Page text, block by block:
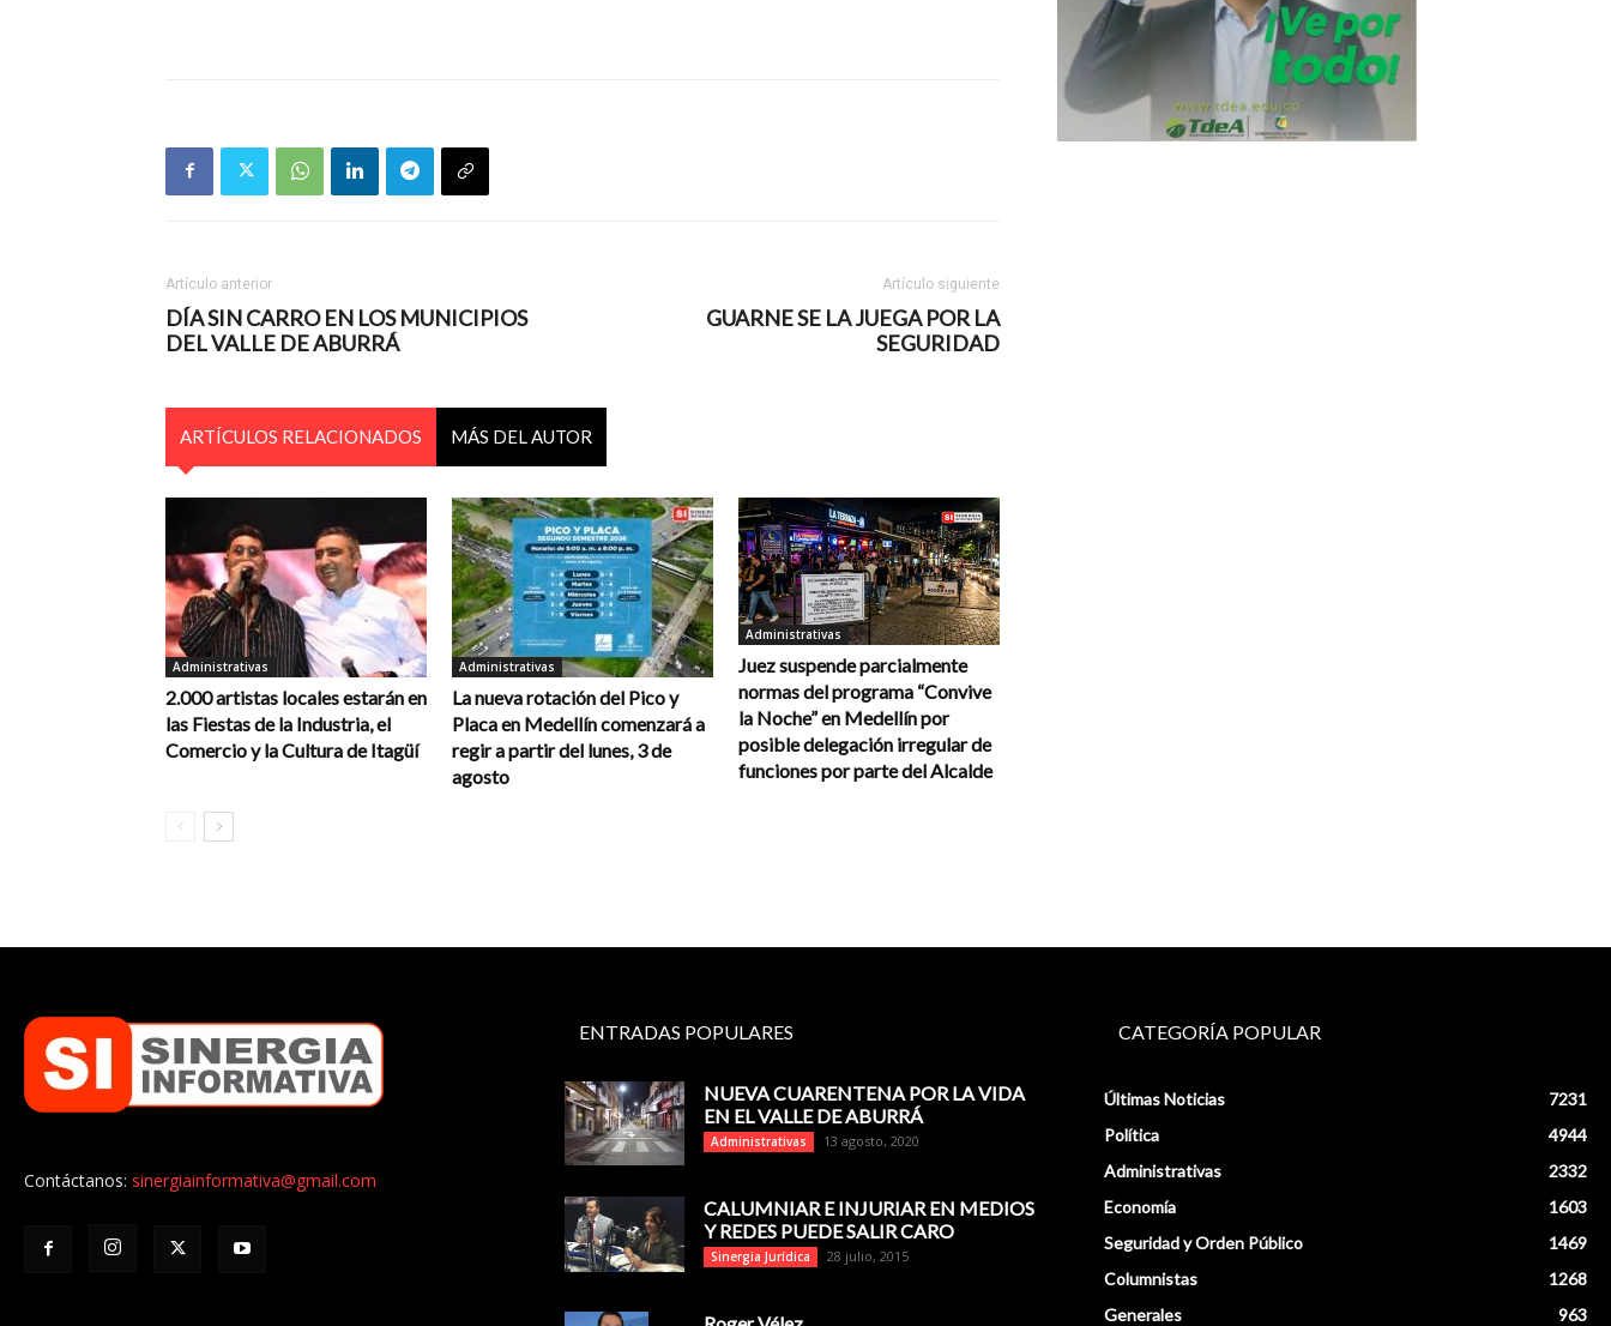
Artículo anterior
DÍA SIN CARRO EN LOS MUNICIPIOS
DEL VALLE DE ABURRÁ
Artículo siguiente
GUARNE SE LA JUEGA POR LA
SEGURIDAD
ARTÍCULOS RELACIONADOS MÁS DEL AUTOR
Administrativas
2.000 artistas locales estarán en
las Fiestas de la Industria, el
Comercio y la Cultura de Itagüí
Administrativas
La nueva rotación del Pico y
Placa en Medellín comenzará a
regir a partir del lunes, 3 de
agosto
Administrativas
Juez suspende parcialmente
normas del programa “Convive
la Noche” en Medellín por
posible delegación irregular de
funciones por parte del Alcalde
Contáctanos: sinergiainformativa@gmail.com
ENTRADAS POPULARES
NUEVA CUARENTENA POR LA VIDA
EN EL VALLE DE ABURRÁ
Administrativas 13 agosto, 2020
CALUMNIAR E INJURIAR EN MEDIOS
Y REDES PUEDE SALIR CARO
Sinergia Jurídica 28 julio, 2015
CATEGORÍA POPULAR
Últimas Noticias
7231
Política
4944
Administrativas
2332
Economía
1603
Seguridad y Orden Público
1469
Columnistas
1268
Generales
963